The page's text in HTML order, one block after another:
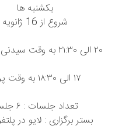
یکشنبه ها
شروع از 16 ژانویه
٢٠ الی ٢١:٣٠ به وقت
١٧ الی ١٨:٣٠ به
تعداد
بستر برگزاری : لایو در